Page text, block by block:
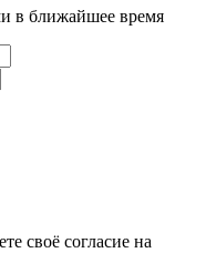
в ближайшее время
своё согласие на